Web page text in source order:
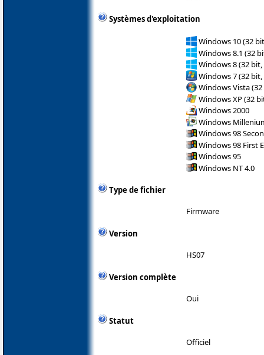
Systèmes d'exploitation
Windows 10 (32
Windows 8.1 (32
Windows 8 (32 bit,
Windows 7 (32 bit,
Windows Vista
Windows XP (32
Windows 2000
Windows
Windows 98
Windows 98 First
Windows 95
Windows NT 4.0
Type de fichier
Firmware
Version
HS07
Version complète
Oui
Statut
Officiel